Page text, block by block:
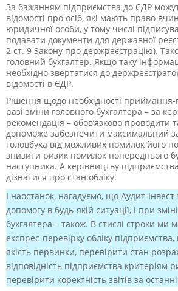
За бажанням підприємства до ЄДР
відомості про осіб, які мають право
юридичної особи, у тому числі
подавати документи для державної
2 ст. 9 Закону про держреєстрацію).
головний бухгалтер. Якщо таку
необхідно звертатися до
відомості в ЄДР.
Рішення щодо необхідності
разі зміни головного бухгалтера – за
рекомендація – обов’язково проводити
допоможе забезпечити максимальний
головбуха від можливих помилок його
знизити ризик помилок попереднього
наступника. А керівництву
дізнатися про стан обліку.
І наостанок, нагадуємо, що Аудит-
допомогу в будь-якій ситуації, і при
бухгалтера – також. В стислі строки ми
експрес-перевірку обліку
якість первинки, перевірити стан
відповідність підприємства критеріям
перевірити коректність звітів за